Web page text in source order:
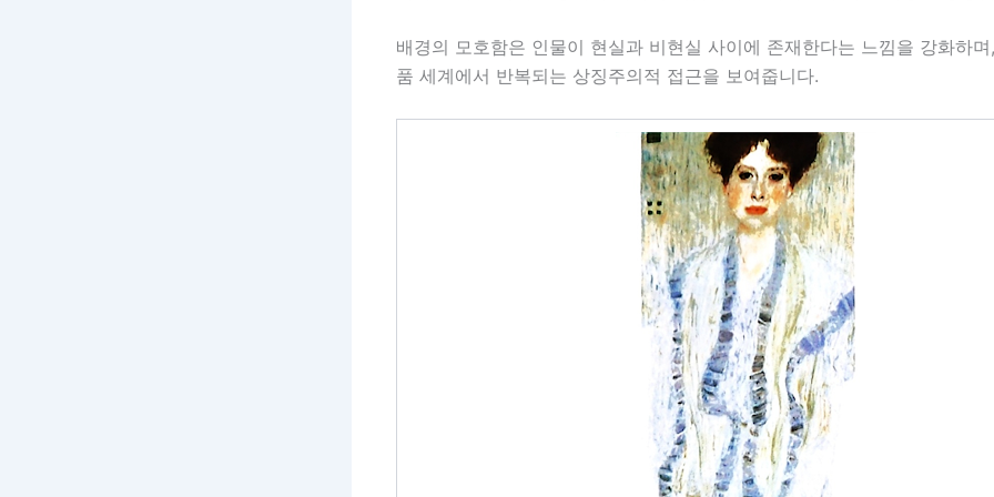
배경의 모호함은 인물이 현실과 비현실 사이에 존재한다는 느낌을 강화하
품 세계에서 반복되는 상징주의적 접근을 보여줍니다.